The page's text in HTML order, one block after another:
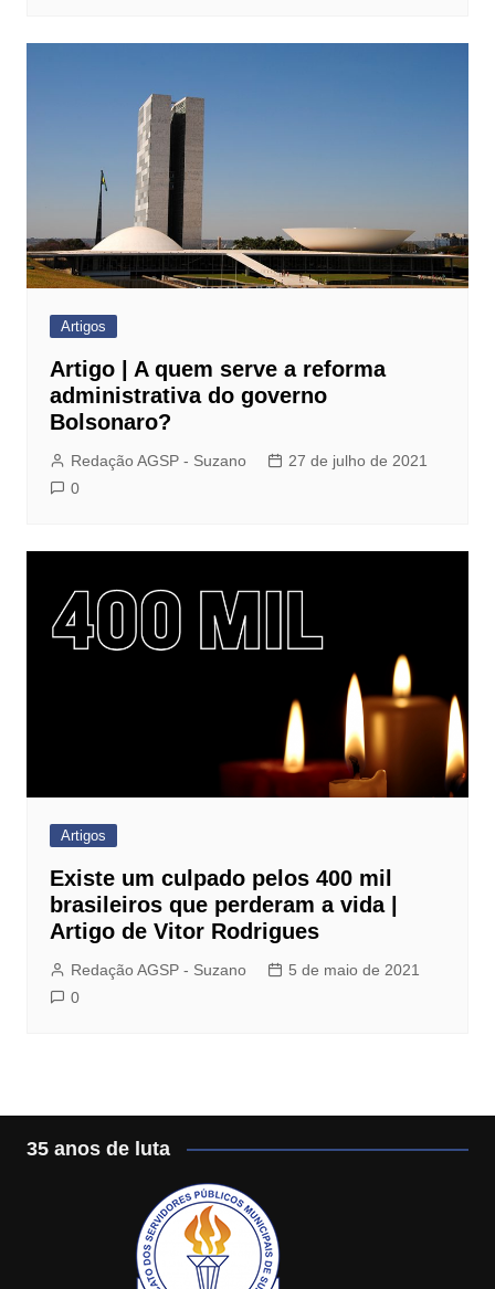
Artigos
Artigo | A quem serve a reforma
administrativa do governo
Bolsonaro?
Redação AGSP - Suzano
27 de julho de 2021
0
Artigos
Existe um culpado pelos 400 mil
brasileiros que perderam a vida |
Artigo de Vitor Rodrigues
Redação AGSP - Suzano
5 de maio de 2021
0
35 anos de luta